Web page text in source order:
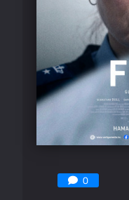
0